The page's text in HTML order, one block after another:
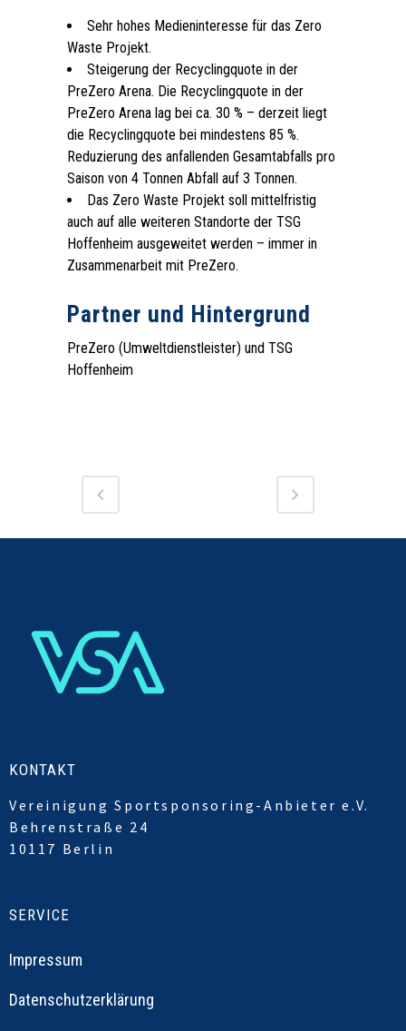
Sehr hohes Medieninteresse für das Zero
Waste Projekt.
Steigerung der Recyclingquote in der
PreZero Arena. Die Recyclingquote in der
PreZero Arena lag bei ca. 30 % – derzeit liegt
die Recyclingquote bei mindestens 85 %.
Reduzierung des anfallenden Gesamtabfalls pro
Saison von 4 Tonnen Abfall auf 3 Tonnen.
Das Zero Waste Projekt soll mittelfristig
auch auf alle weiteren Standorte der TSG
Hoffenheim ausgeweitet werden – immer in
Zusammenarbeit mit PreZero.
‍Partner und Hintergrund
PreZero (Umweltdienstleister) und TSG
Hoffenheim
KONTAKT
Vereinigung Sportsponsoring-Anbieter e.V.
Behrenstraße 24
10117 Berlin
SERVICE
Impressum
Datenschutzerklärung